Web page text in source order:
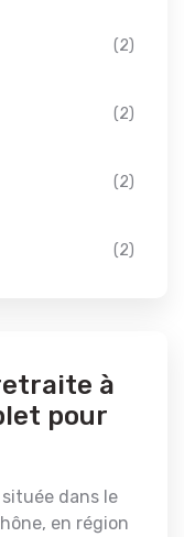
(2)
(2)
(2)
(2)
à
pour
dans le
en région